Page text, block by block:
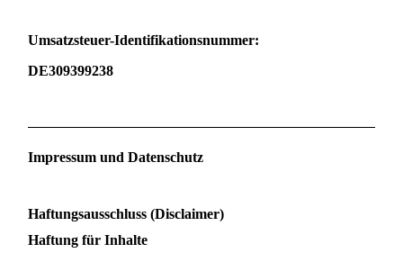
Umsatzsteuer-Identifikationsnummer:
DE309399238
Impressum und Datenschutz
Haftungsausschluss (Disclaimer)
Haftung für Inhalte